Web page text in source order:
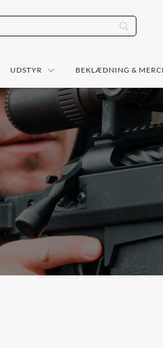
UDSTYR BEKLÆDNING &